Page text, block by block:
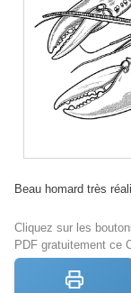
Beau homard très
Cliquez sur les
PDF gratuitement ce